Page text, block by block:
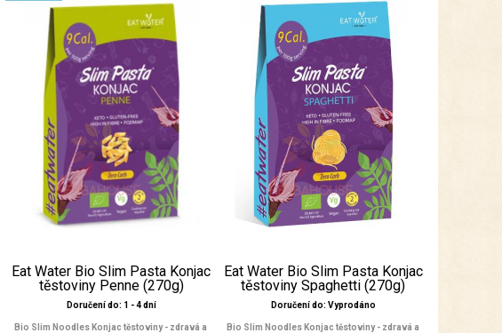
Eat Water Bio Slim Pasta Konjac
těstoviny Penne (270g)
Doručení do: 1 - 4 dní
Bio Slim Noodles Konjac těstoviny - zdravá a
Eat Water Bio Slim Pasta Konjac
těstoviny Spaghetti (270g)
Doručení do: Vyprodáno
Bio Slim Noodles Konjac těstoviny - zdravá a